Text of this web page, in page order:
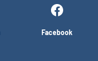
Facebook